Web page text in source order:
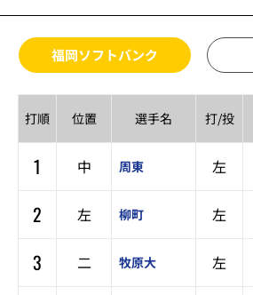
福岡ソフトバンク
打順 位置 選手名 打/投
1 中 周東 左
2
左 柳町 左
3
二 牧原大 左